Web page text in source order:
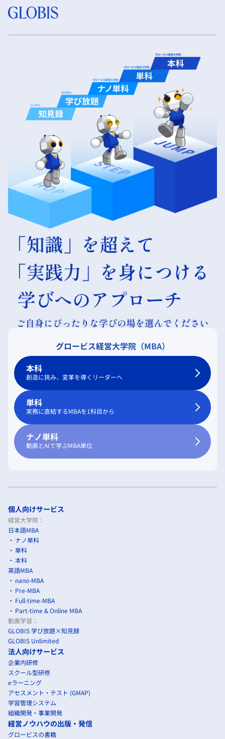
グロービス経営大学院（MBA）
本科
創造に挑み、変革を導くリーダーへ
単科
実務に直結するMBAを1科目から
ナノ単科
動画とAIで学ぶMBA単位
個人向けサービス
経営大学院：
日本語MBA
ナノ単科
単科
本科
英語MBA
nano-MBA
Pre-MBA
Full-time-MBA
Part-time & Online MBA
動画学習：
GLOBIS 学び放題×知見録
GLOBIS Unlimited
法人向けサービス
企業内研修
スクール型研修
eラーニング
アセスメント・テスト (GMAP)
学習管理システム
組織開発・事業開発
経営ノウハウの出版・発信
グロービスの書籍